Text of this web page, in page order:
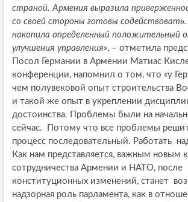
страной. Армения выразила
со своей стороны готовы
накопила определенный положительный
улучшения управления», – отметила
Посол Германии в Армении Матиас
конференции, напомнил о том, что «у
чем полувековой опыт строительства
и такой же опыт в укреплении
достоинства. Проблемы были на
сейчас. Потому что все проблемы
процесс последовательный. Работать
Как нам представляется, важным новым
сотрудничества Армении и НАТО, после
конституционных изменений, станет
надзорная роль парламента, как в